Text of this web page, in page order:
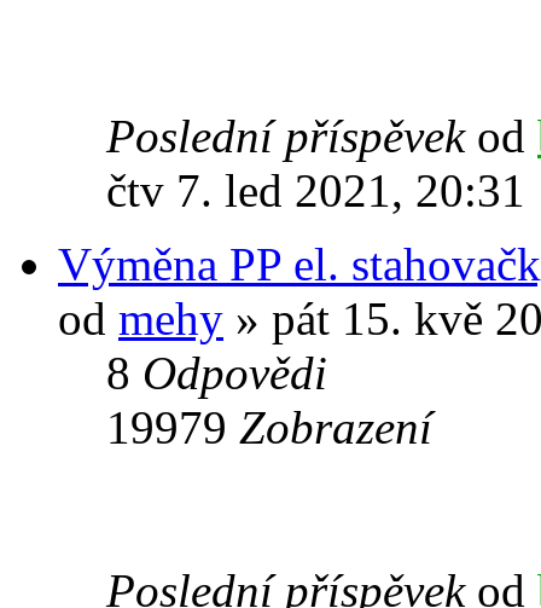
Poslední příspěvek od
čtv 7. led 2021, 20:31
Výměna PP el.
od mehy » pát 15. kvě
8 Odpovědi
19979 Zobrazení
Poslední příspěvek od